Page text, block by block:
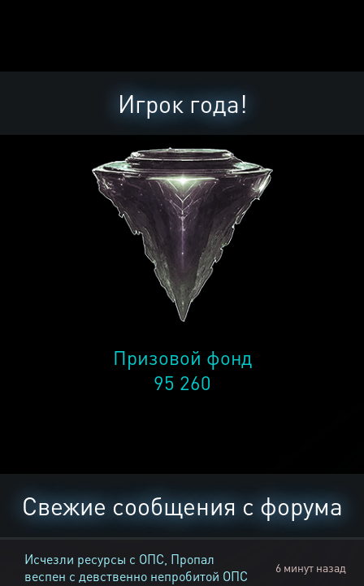
Игрок года!
Призовой фонд
95 260
Свежие сообщения с форума
Исчезли ресурсы с ОПС, Пропал
веспен с девственно непробитой ОПС
6 минут назад